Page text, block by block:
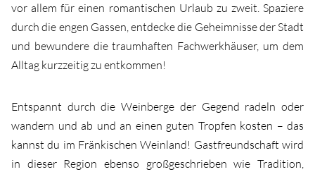
vor allem für einen romantischen Urlaub zu zweit. Spaziere
durch die engen Gassen, entdecke die Geheimnisse der Stadt
und bewundere die traumhaften Fachwerkhäuser, um dem
Alltag kurzzeitig zu entkommen!
Entspannt durch die Weinberge der Gegend radeln oder
wandern und ab und an einen guten Tropfen kosten – das
kannst du im Fränkischen Weinland! Gastfreundschaft wird
in dieser Region ebenso großgeschrieben wie Tradition,